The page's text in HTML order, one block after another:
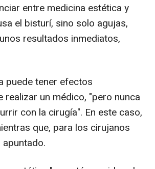
entre medicina estética y
el bisturí, sino solo agujas,
resultados inmediatos,
puede tener efectos
un médico, "pero nunca
con la cirugía". En este caso,
que, para los cirujanos